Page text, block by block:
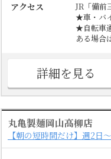
アクセス
JR「備前
★車・バ
★自転車
ある場合
詳細を見る
丸亀製麺岡山高柳店
【朝の短時間だけ】週2